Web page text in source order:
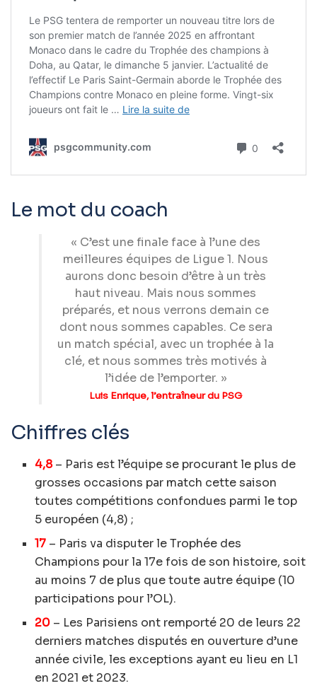
Le mot du coach
« C’est une finale face à l’une des
meilleures équipes de Ligue 1. Nous
aurons donc besoin d’être à un très
haut niveau. Mais nous sommes
préparés, et nous verrons demain ce
dont nous sommes capables. Ce sera
un match spécial, avec un trophée à la
clé, et nous sommes très motivés à
l’idée de l’emporter. »
Luis Enrique, l’entraîneur du PSG
Chiffres clés
4,8– Paris est l’équipe se procurant le plus de
grosses occasions par match cette saison
toutes compétitions confondues parmi le top
5 européen (4,8) ;
17 – Paris va disputer le Trophée des
Champions pour la 17e fois de son histoire, soit
au moins 7 de plus que toute autre équipe (10
participations pour l’OL).
20 – Les Parisiens ont remporté 20 de leurs 22
derniers matches disputés en ouverture d’une
année civile, les exceptions ayant eu lieu en L1
en 2021 et 2023.